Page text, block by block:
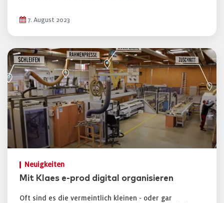
7. August 2023
Neuigkeiten
Mit Klaes e-prod digital organisieren
Oft sind es die vermeintlich kleinen - oder gar